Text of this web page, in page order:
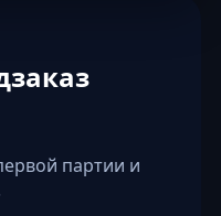
партии и